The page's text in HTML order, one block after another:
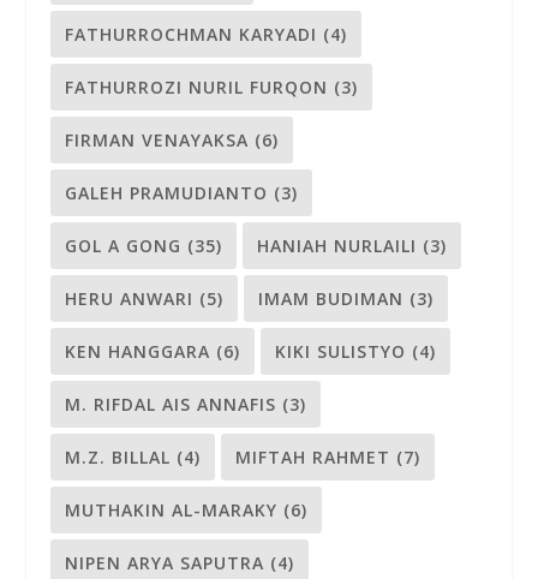
FATHURROCHMAN KARYADI (4)
FATHURROZI NURIL FURQON (3)
FIRMAN VENAYAKSA (6)
GALEH PRAMUDIANTO (3)
GOL A GONG (35) HANIAH NURLAILI (3)
HERU ANWARI (5) IMAM BUDIMAN (3)
KEN HANGGARA (6) KIKI SULISTYO (4)
M. RIFDAL AIS ANNAFIS (3)
M.Z. BILLAL (4) MIFTAH RAHMET (7)
MUTHAKIN AL-MARAKY (6)
NIPEN ARYA SAPUTRA (4)